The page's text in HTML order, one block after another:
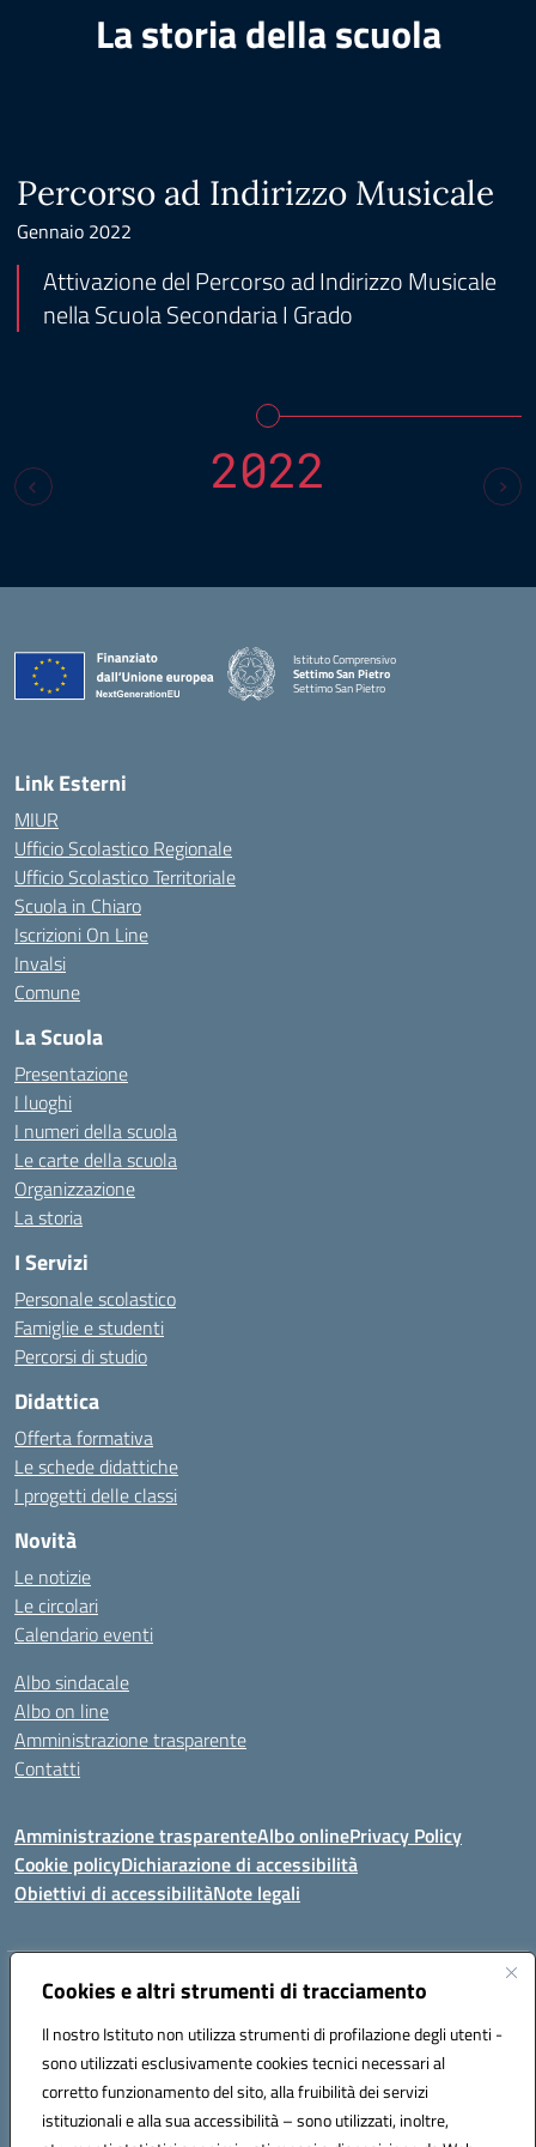
Cookies e altri strumenti di tracciamento
Il nostro Istituto non utilizza strumenti di profilazione degli utenti -
sono utilizzati esclusivamente cookies tecnici necessari al
corretto funzionamento del sito, alla fruibilità dei servizi
istituzionali e alla sua accessibilità – sono utilizzati, inoltre,
La storia della scuola
Percorso ad Indirizzo Musicale
Gennaio 2022
Attivazione del Percorso ad Indirizzo Musicale
nella Scuola Secondaria I Grado
2022
Istituto Comprensivo
Settimo San Pietro
Settimo San Pietro
Link Esterni
MIUR
Ufficio Scolastico Regionale
Ufficio Scolastico Territoriale
Scuola in Chiaro
Iscrizioni On Line
Invalsi
Comune
La Scuola
Presentazione
I luoghi
I numeri della scuola
Le carte della scuola
Organizzazione
La storia
I Servizi
Personale scolastico
Famiglie e studenti
Percorsi di studio
Didattica
Offerta formativa
Le schede didattiche
I progetti delle classi
Novità
Le notizie
Le circolari
Calendario eventi
Albo sindacale
Albo on line
Amministrazione trasparente
Contatti
Amministrazione trasparenteAlbo onlinePrivacy Policy
Cookie policyDichiarazione di accessibilità
Obiettivi di accessibilitàNote legali
Indirizzo:Via Carducci Settimo San Pietro (CA)
Posta elettronica certificata (PEC):CAIC84700T@pec.istruzione.it
Codice fiscale: 92105840927
Codice meccanografico: CAIC84700T